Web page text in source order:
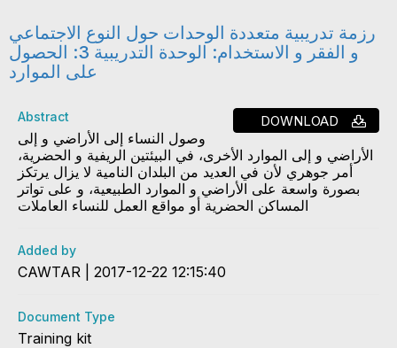
رزمة تدريبية متعددة الوحدات حول النوع الاجتماعي
و الفقر و الاستخدام: الوحدة التدريبية 3: الحصول
على الموارد
DOWNLOAD
Abstract
وصول النساء إلى الأراضي و إلى
الأراضي و إلى الموارد الأخرى، في البيئتين الريفية و الحضرية،
أمر جوهري لأن في العديد من البلدان النامية لا يزال يرتكز
بصورة واسعة على الأراضي و الموارد الطبيعية، و على تواتر
المساكن الحضرية أو مواقع العمل للنساء العاملات
Added by
CAWTAR | 2017-12-22 12:15:40
Document Type
Training kit